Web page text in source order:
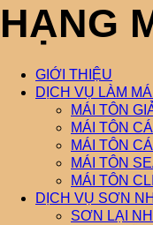
HẠNG
GIỚI THIỆU
DỊCH VỤ LÀM
MÁI TÔN
MÁI TÔN
MÁI TÔN
MÁI TÔN
MÁI TÔN
DỊCH VỤ SƠN
SƠN LẠI